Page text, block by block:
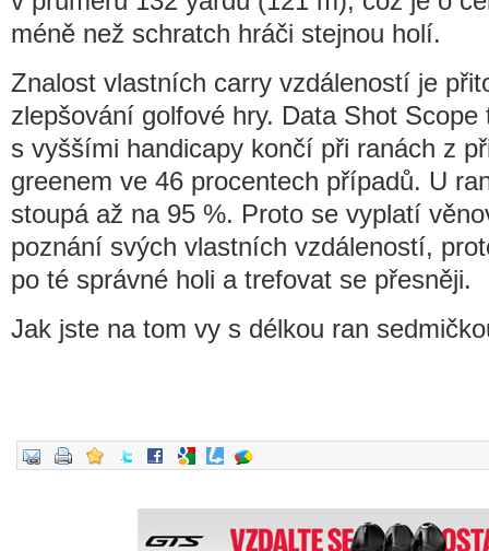
méně než schratch hráči stejnou holí.
Znalost vlastních carry vzdáleností je
zlepšování golfové hry. Data Shot
s vyššími handicapy končí při ranách z
greenem ve 46 procentech případů. U
stoupá až na 95 %. Proto se vyplatí
poznání svých vlastních vzdáleností,
po té správné holi a trefovat se přesněji.
Jak jste na tom vy s délkou ran